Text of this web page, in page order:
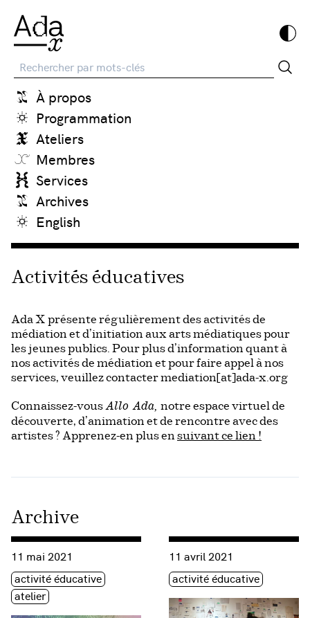
Recherche
À propos
Programmation
Ateliers
Membres
Services
Archives
English
Activités éducatives
Ada X présente régulièrement des activités de
médiation et d’initiation aux arts médiatiques pour
les jeunes publics. Pour plus d’information quant à
nos activités de médiation et pour faire appel à nos
services, veuillez contacter mediation[at]ada-x.org
Connaissez-vousAllo Ada, notre espace virtuel de
découverte, d’animation et de rencontre avec des
artistes ? Apprenez-en plus en suivant ce lien !
Archive
Consulter « Atelier d’écoute sensorielle avec Salima Punjani »
11 mai 2021
Étiquette(s)
activité éducative
atelier
Consulter « Crée ton propre
11 avril 2021
Étiquette(s)
activité éducative